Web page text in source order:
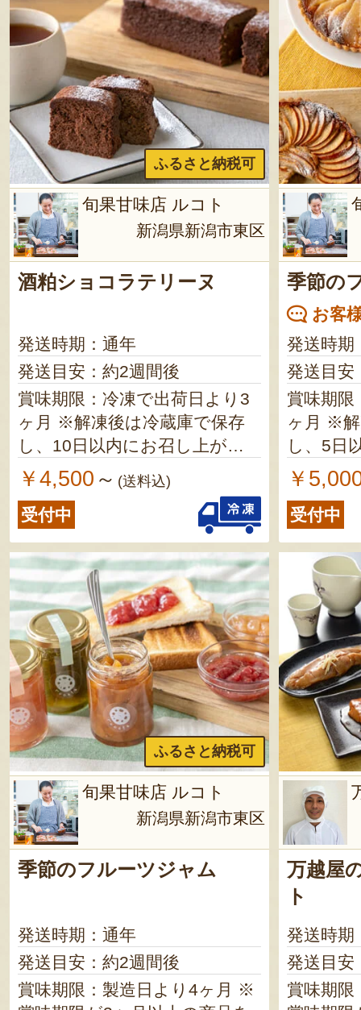
ふるさと納税可
旬果甘味店 ルコト
新潟県新潟市東区
酒粕ショコラテリーヌ
発送時期：通年
発送目安：約2週間後
賞味期限：冷凍で出荷日より3
ヶ月 ※解凍後は冷蔵庫で保存
し、10日以内にお召し上がり
ください
￥4,500 ～ (送料込)
受付中
季節の
お客
発送時期
発送目安
賞味期限
ヶ月 ※解凍後は冷蔵庫で保存
し、5日
ださい
￥
受付中
ふるさと納税可
旬果甘味店 ルコト
新潟県新潟市東区
季節のフルーツジャム
発送時期：通年
発送目安：約2週間後
賞味期限：製造日より4ヶ月 ※
万越屋
ト
発送時期
発送目安
賞味期限